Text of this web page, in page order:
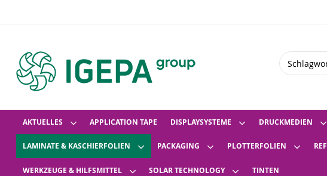
AKTUELLES APPLICATION TAPE DISPLAYSYSTEME DRUCKMEDIEN
LAMINATE & KASCHIERFOLIEN PACKAGING PLOTTERFOLIEN
WERKZEUGE & HILFSMITTEL SOLAR TECHNOLOGY TINTEN